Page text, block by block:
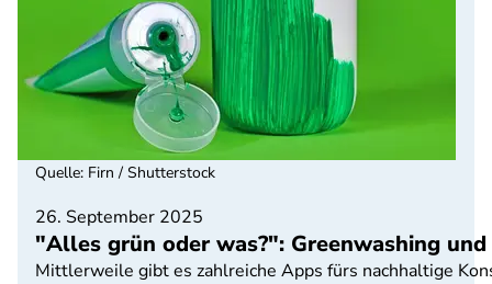
26. September 2025
"Alles grün oder was?": Greenwashing
Mittlerweile gibt es zahlreiche Apps fürs nachhaltige
Quelle: Firn / Shutterstock